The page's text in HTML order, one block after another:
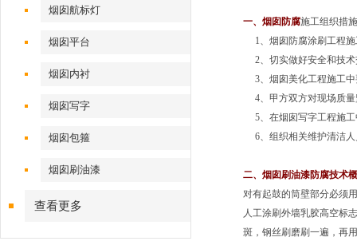
烟囱航标灯
烟囱平台
烟囱内衬
烟囱写字
烟囱包箍
烟囱刷油漆
查看更多
一、 烟囱防腐施工组织措
1、烟囱防腐涂刷工程施
2、切实做好安全和技术
3、烟囱美化工程施工中
4、甲方双方对现场质量
5、在烟囱写字工程施工
6、组织相关维护清洁人
二、烟囱刷油漆防腐技术
对有起鼓的筒壁部分必须
人工涂刷外墙乳胶高空标
斑，钢丝刷磨刷一遍，再